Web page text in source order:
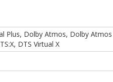
Plus, Dolby Atmos, Dolby
DTS Virtual X